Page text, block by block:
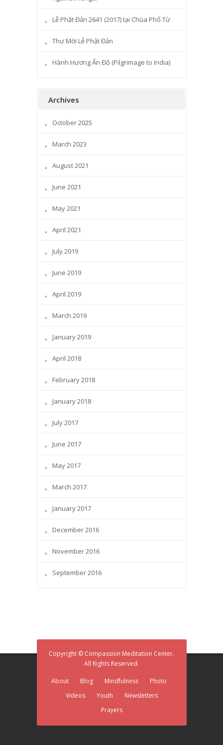
Lễ Phật Đản 2641 (2017) tại Chùa Phổ Từ
Thư Mời Lễ Phật Đản
Hành Hương Ấn Độ (Pilgrimage to India)
Archives
October 2025
March 2023
August 2021
June 2021
May 2021
April 2021
July 2019
June 2019
April 2019
March 2019
January 2019
April 2018
February 2018
January 2018
July 2017
June 2017
May 2017
March 2017
January 2017
December 2016
November 2016
September 2016
Copyright © Compassion Meditation Center.
All Rights Reserved.
About Blog Mindfulness
Photo
Videos
Youth
Newsletters
Prayers